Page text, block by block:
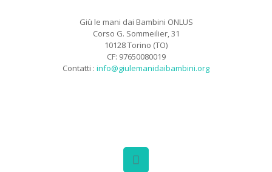
Giù le mani dai Bambini ONLUS
Corso G. Sommeilier, 31
10128 Torino (TO)
CF: 97650080019
Contatti : info@giulemanidaibambini.org